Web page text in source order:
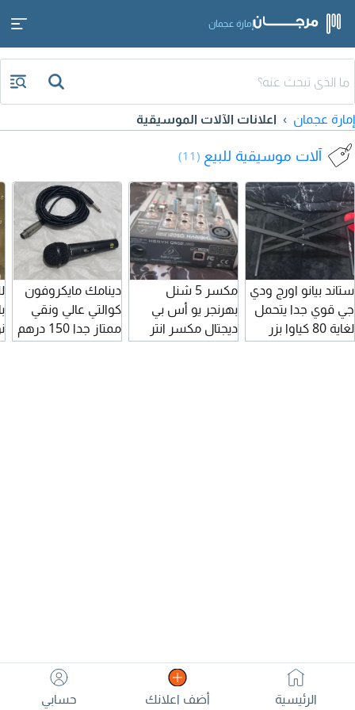
إمارة عجمان
إمارة عجمان اعلانات الآلات الموسيقية
آلات موسيقية للبيع (11)
ستاند بيانو اورج ودي
جي قوي جدا يتحمل
لغاية 80 كياوا بزر
أمان amg ستاند
مكسر 5 شنل
بهرنجر يو أس بي
ديجتال مكسر انتر
فيس 300 درهم
دينامك مايكروفون
كوالتي عالي ونقي
ممتاز جدا 150 درهم
الرئيسية أضف اعلانك حسابي